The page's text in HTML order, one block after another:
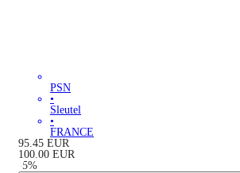
PSN
•
Sleutel
•
FRANCE
95.45 EUR
100.00 EUR
-5%